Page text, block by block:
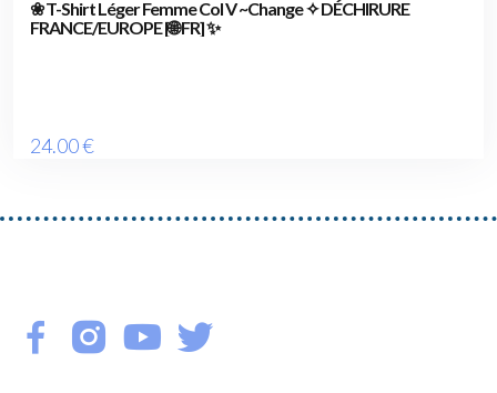
❀ T-Shirt Léger Femme Col V ~Change ✧ DÉCHIRURE
FRANCE/EUROPE [🌐 FR] ✨
24.00€